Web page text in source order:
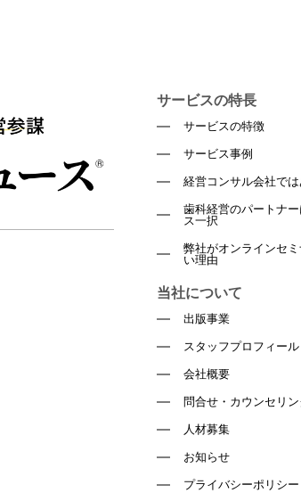
サービスの特長
サービスの特徴
サービス事例
経営コンサル会社で
歯科経営のパートナ
ス一択
弊社がオンラインセ
い理由
当社について
出版事業
スタッフプロフィール
会社概要
問合せ・カウンセリ
人材募集
お知らせ
プライバシーポリシー